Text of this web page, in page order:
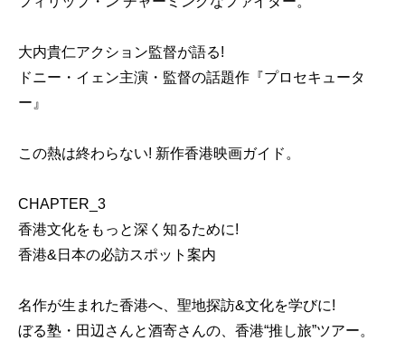
大内貴仁アクション監督が語る!
ドニー・イェン主演・監督の話題作『プロセキュータ
ー』
この熱は終わらない! 新作香港映画ガイド。
CHAPTER_3
香港文化をもっと深く知るために!
香港&日本の必訪スポット案内
名作が生まれた香港へ、聖地探訪&文化を学びに!
ぼる塾・田辺さんと酒寄さんの、香港“推し旅”ツアー。